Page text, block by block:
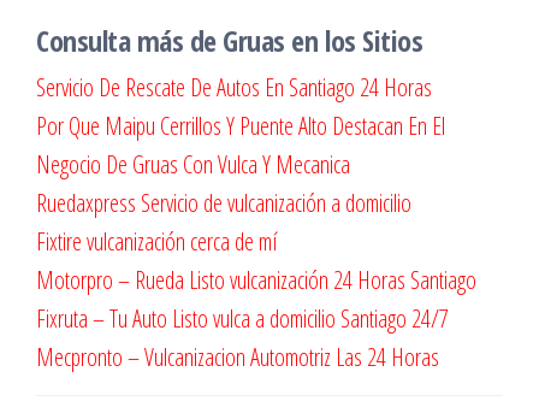
Consulta más de Gruas en los Sitios
Servicio De Rescate De Autos En Santiago 24 Horas
Por Que Maipu Cerrillos Y Puente Alto Destacan En El
Negocio De Gruas Con Vulca Y Mecanica
Ruedaxpress Servicio de vulcanización a domicilio
Fixtire vulcanización cerca de mí
Motorpro – Rueda Listo vulcanización 24 Horas Santiago
Fixruta – Tu Auto Listo vulca a domicilio Santiago 24/7
Mecpronto – Vulcanizacion Automotriz Las 24 Horas